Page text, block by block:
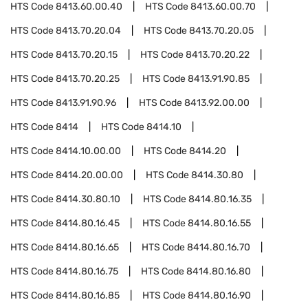
HTS Code8413.60.00.40 HTS Code8413.60.00.70
HTS Code8413.70.20.04 HTS Code8413.70.20.05
HTS Code8413.70.20.15 HTS Code8413.70.20.22
HTS Code8413.70.20.25 HTS Code8413.91.90.85
HTS Code8413.91.90.96 HTS Code8413.92.00.00
HTS Code8414 HTS Code8414.10
HTS Code8414.10.00.00 HTS Code8414.20
HTS Code8414.20.00.00 HTS Code8414.30.80
HTS Code8414.30.80.10 HTS Code8414.80.16.35
HTS Code8414.80.16.45 HTS Code8414.80.16.55
HTS Code8414.80.16.65 HTS Code8414.80.16.70
HTS Code8414.80.16.75 HTS Code8414.80.16.80
HTS Code8414.80.16.85 HTS Code8414.80.16.90